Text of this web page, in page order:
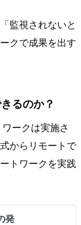
監視されないと
クで成果を出す
るのか？
ークは実施さ
からリモートで
トワークを実践